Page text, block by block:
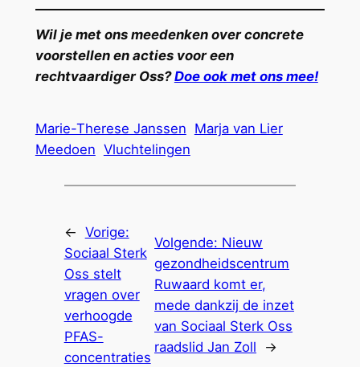
Wil je met ons meedenken over concrete
voorstellen en acties voor een
rechtvaardiger Oss?Doe ook met ons mee!
Marie-Therese Janssen Marja van Lier
Meedoen Vluchtelingen
← Vorige:
Sociaal Sterk
Oss stelt
vragen over
verhoogde
PFAS-
concentraties
Volgende: Nieuw
gezondheidscentrum
Ruwaard komt er,
mede dankzij de inzet
van Sociaal Sterk Oss
raadslid Jan Zoll
→